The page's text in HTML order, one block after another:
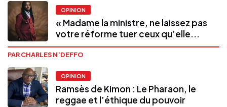
OPINION
« Madame la ministre, ne laissez pas
votre réforme tuer ceux qu’elle...
PAR CHARLES N’DEFFO
OPINION
Ramsès de Kimon : Le Pharaon, le
reggae et l’éthique du pouvoir